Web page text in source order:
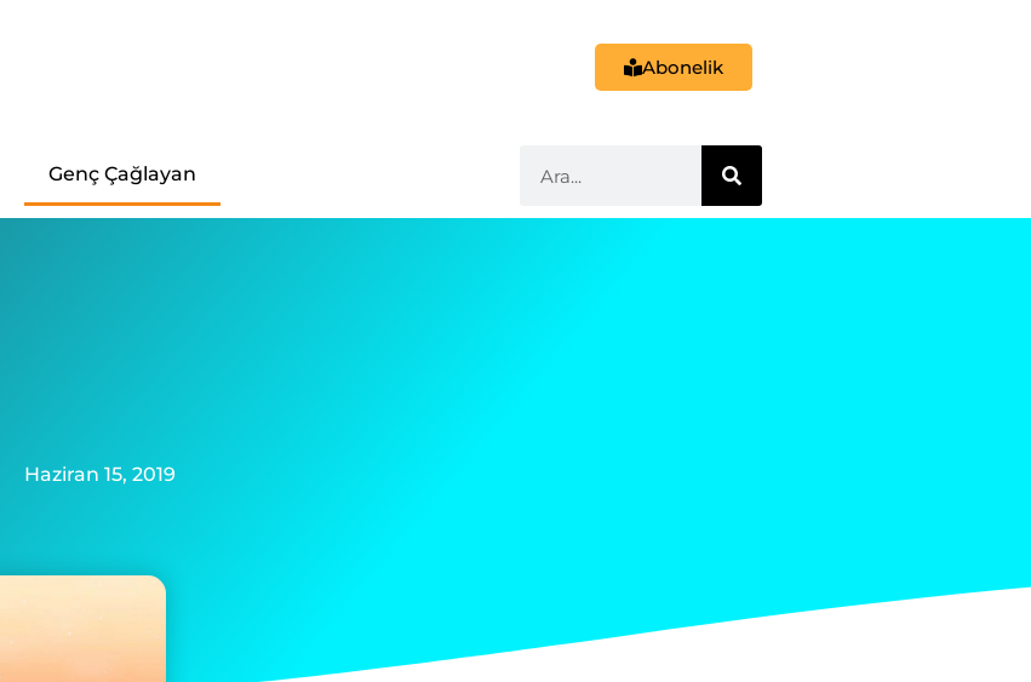
Abonelik
Genç Çağlayan
Haziran 15, 2019